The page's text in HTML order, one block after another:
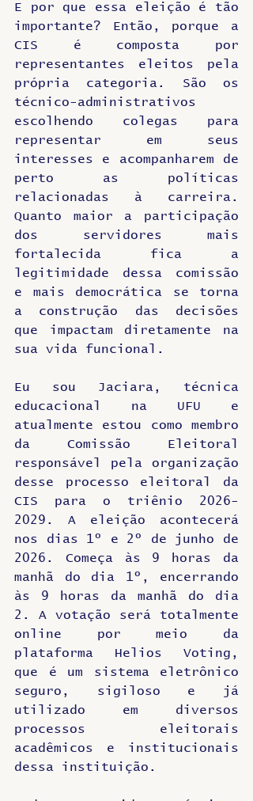
E por que essa eleição é tão
importante? Então, porque a
CIS é composta por
representantes eleitos pela
própria categoria. São os
técnico-administrativos
escolhendo colegas para
representar em seus
interesses e acompanharem de
perto as políticas
relacionadas à carreira.
Quanto maior a participação
dos servidores mais
fortalecida fica a
legitimidade dessa comissão
e mais democrática se torna
a construção das decisões
que impactam diretamente na
sua vida funcional.
Eu sou Jaciara, técnica
educacional na UFU e
atualmente estou como membro
da Comissão Eleitoral
responsável pela organização
desse processo eleitoral da
CIS para o triênio 2026-
2029. A eleição acontecerá
nos dias 1º e 2º de junho de
2026. Começa às 9 horas da
manhã do dia 1º, encerrando
às 9 horas da manhã do dia
2. A votação será totalmente
online por meio da
plataforma Helios Voting,
que é um sistema eletrônico
seguro, sigiloso e já
utilizado em diversos
processos eleitorais
acadêmicos e institucionais
dessa instituição.